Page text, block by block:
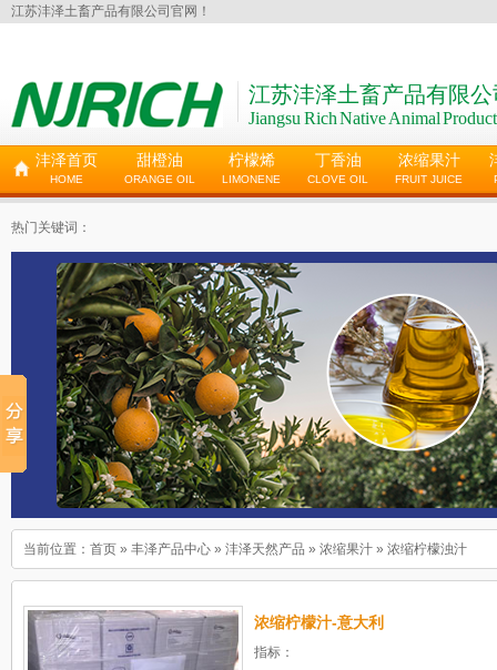
江苏沣泽土畜产品有限公司官网！
江苏沣泽土畜产品有限公
Jiangsu Rich Native Animal
沣泽首页
HOME
甜橙油
ORANGE OIL
柠檬烯
LIMONENE
丁香油
CLOVE OIL
浓缩果汁
FRUIT JUICE
热门关键词：
当前位置： 首页 » 丰泽产品中心 » 沣泽天然产品 » 浓缩果汁 » 浓缩柠檬浊汁
浓缩柠檬汁-意大利
指标：